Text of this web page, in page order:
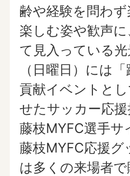
齢や経験を問わ
楽しむ姿や歓声
て見入っている
（日曜日）には
貢献イベントと
せたサッカー応
藤枝MYFC選手
藤枝MYFC応援
は多くの来場者